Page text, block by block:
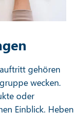
gehören
wecken.
oder
Einblick. Heben